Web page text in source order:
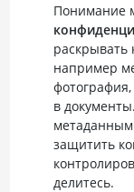
Понимание
например
в
защитить
делитесь.